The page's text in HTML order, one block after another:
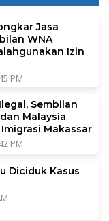
Jasa
WNA
Izin
PM
Sembilan
Malaysia
Makassar
PM
Diciduk Kasus